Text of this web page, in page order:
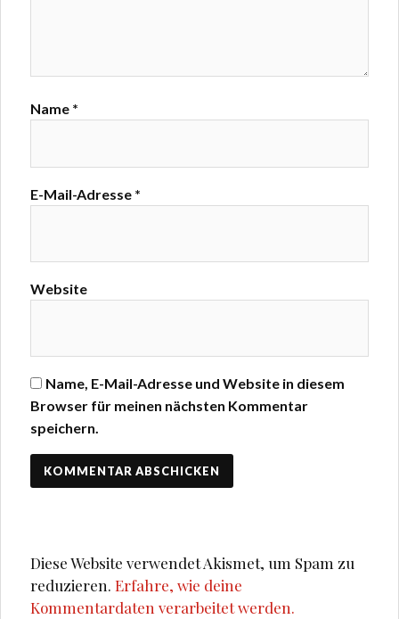
Name *
E-Mail-Adresse *
Website
Name, E-Mail-Adresse und Website in diesem
Browser für meinen nächsten Kommentar
speichern.
Diese Website verwendet Akismet, um Spam zu
reduzieren.Erfahre, wie deine
Kommentardaten verarbeitet werden.